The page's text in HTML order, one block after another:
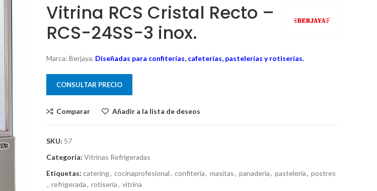
Vitrina RCS Cristal Recto –
RCS-24SS-3 inox.
Marca: Berjaya. Diseñadas para confiterías, cafeterías, pastelerías y rotiserías.
CONSULTAR PRECIO
Comparar Añadir a la lista de deseos
SKU: 57
Categoría: Vitrinas Refrigeradas
Etiquetas: catering, cocinaprofesional, confiteria, masitas, panaderia, pasteleria, postres
, refrigerada, rotiseria, vitrina